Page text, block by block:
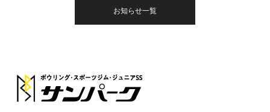
お知らせ一覧